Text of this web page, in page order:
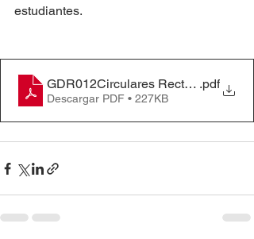
estudiantes.
GDR012Circulares Rectoriales
.pdf
Descargar PDF • 227KB